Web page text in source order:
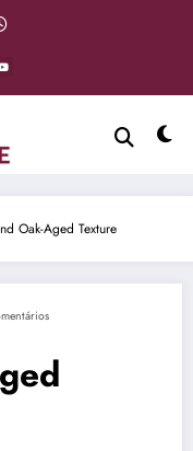
Oak-Aged Texture